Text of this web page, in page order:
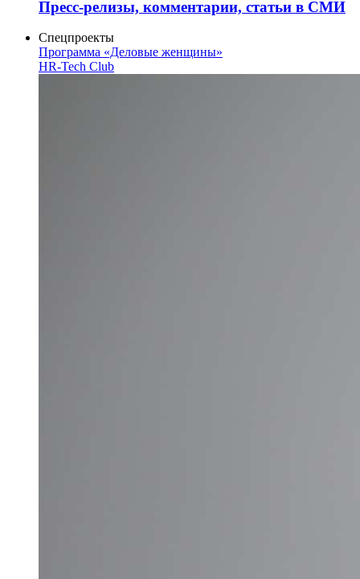
Пресс-релизы, комментарии, статьи в СМИ
Спецпроекты
Программа «Деловые женщины»
HR-Tech Club